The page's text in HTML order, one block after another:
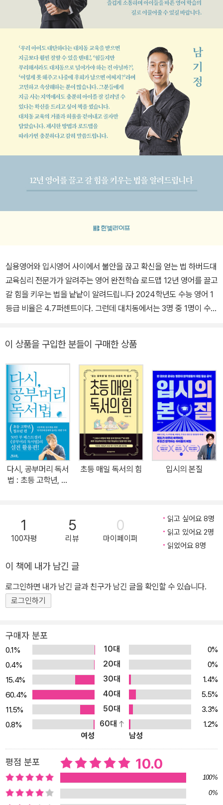
실용영어와 입시영어 사이에서 불안을 끊고 확신을 얻는 법 하버드대
교육심리 전문가가 알려주는 영어 완전학습 로드맵 12년 영어를 끌고
갈 힘을 키우는 법을 낱낱이 알려드립니다 2024학년도 수능 영어 1
등급 비율은 4.7퍼센트이다. 그런데 대치동에서는 3명 중 1명이 수능
율성이 증명된 영어 학습법 추린 후 내 아이에게 어떻게 적용해야 할
지 알려준다. 다음으로 어휘, 문법, 구문, 독해, 영작, 듣기, 말하기 영
역별로 어떻게 접근해야 하는지 하나하나 짚어준다. 올바른 공부법과
잘못된 공부법, 영역별 추천 교재와 영상, 실력을 쌓고 확인할 수 있는
효과적인 훈련법/평가법/오답정리법까지 세세하게 담았다. 실용영어
와 입시영어 사이에서 갈피를 잡지 못해 흔들리는 부모를 위해 초등/
중등/고등 영어가 어떻게 다른지, 내신과 수능에서 모두 1등급을 받
기 위해 미취학, 초1~4, 초5~중2, 중3, 고등학생 시기에 무엇에 집
중해야 하는지도 살펴본다. 시기마다 고민되는 학원 이용하기도 상세
하게 다룬다. 학원은 어떻게 아이의 학습을 돕는지, 학원은 언제 다녀
펴본다. 마지막으로 영어를 잘할 수 있도록 돕는 공부 습관과 못하도
록 막는 공부 습관을 최신 연구 결과를 토대로 짚어본다. 교육심리학
적·언어학적 분석까지 더해진 책이라 부모들에게 가장 확실한 영어
이 상품을 구입한 분들이 구매한 상품
다시, 공부머리 독서
법 : 초등 고학년, 청
초등 매일 독서의 힘 입시의 본질
1
100자평
5
리뷰
0
마이페이퍼
읽고 싶어요 8명
읽고 있어요 2명
읽었어요 8명
이 책에 내가 남긴 글
로그인하면 내가 남긴 글과 친구가 남긴 글을 확인할 수 있습니다.
로그인하기
구매자 분포
0.1% 10대
0%
0.4%
20대
0%
15.4%
30대
1.4%
60.4%
40대
5.5%
11.5%
50대
3.3%
0.8%
60대
1.2%
여성
남성
평점 분포 10.0
100%
0%